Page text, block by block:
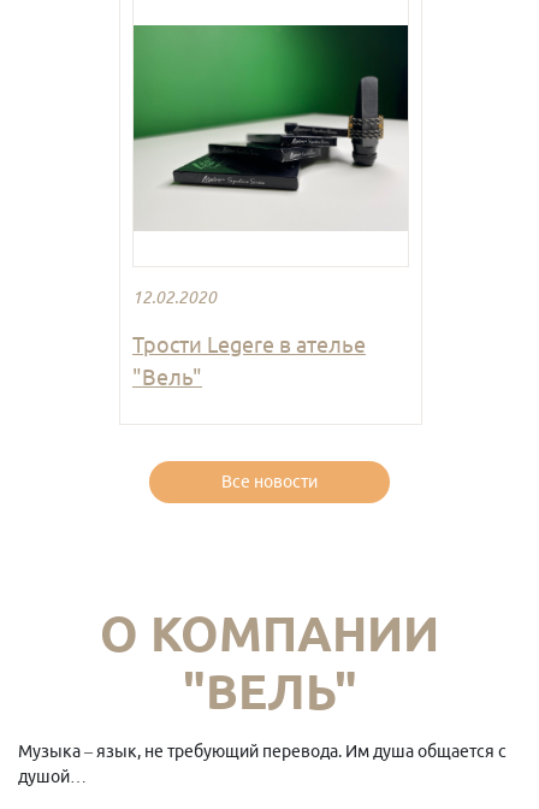
12.02.2020
Трости Legere в ателье
"Вель"
Все новости
О КОМПАНИИ
"ВЕЛЬ"
Музыка – язык, не требующий перевода. Им душа общается с
душой…